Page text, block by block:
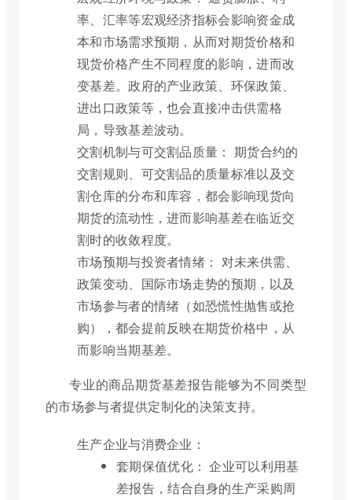
率、汇率等宏观经济指标会影响资金成
本和市场需求预期，从而对期货价格和
现货价格产生不同程度的影响，进而改
变基差。政府的产业政策、环保政策、
进出口政策等，也会直接冲击供需格
局，导致基差波动。
交割机制与可交割品质量： 期货合约的
交割规则、可交割品的质量标准以及交
割仓库的分布和库容，都会影响现货向
期货的流动性，进而影响基差在临近交
割时的收敛程度。
市场预期与投资者情绪： 对未来供需、
政策变动、国际市场走势的预期，以及
市场参与者的情绪（如恐慌性抛售或抢
购），都会提前反映在期货价格中，从
而影响当期基差。
专业的商品期货基差报告能够为不同类型
的市场参与者提供定制化的决策支持。
生产企业与消费企业：
套期保值优化： 企业可以利用基
差报告，结合自身的生产采购周